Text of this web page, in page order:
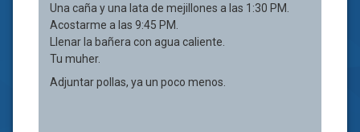
Una caña y una lata de mejillones a las 1:30 PM.
Acostarme a las 9:45 PM.
Llenar la bañera con agua caliente.
Tu muher.
Adjuntar pollas, ya un poco menos.